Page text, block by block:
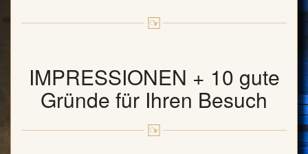
IMPRESSIONEN + 10 gute
Gründe für Ihren Besuch